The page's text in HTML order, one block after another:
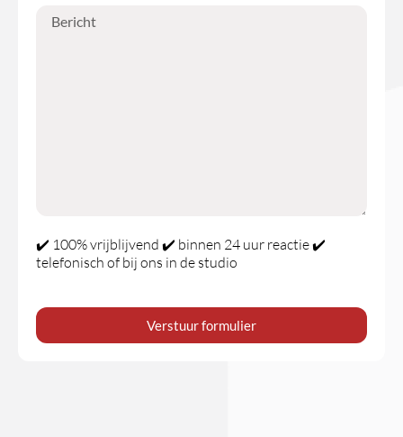
✔️ 100% vrijblijvend ✔️ binnen 24 uur reactie ✔️
telefonisch of bij ons in de studio
Verstuur formulier